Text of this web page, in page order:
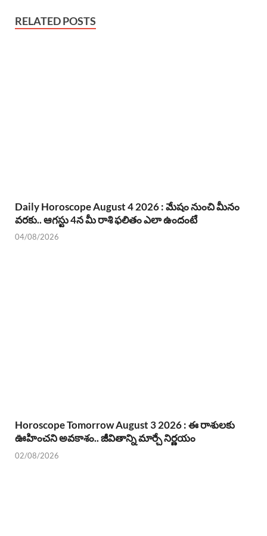
RELATED POSTS
Daily Horoscope August 4 2026 : మేషం నుంచి మీనం
వరకు.. ఆగస్టు 4న మీ రాశి ఫలితం ఎలా ఉందంటే
04/08/2026
Horoscope Tomorrow August 3 2026 : ఈ రాశులకు
ఊహించని అవకాశం.. జీవితాన్ని మార్చే నిర్ణయం
02/08/2026